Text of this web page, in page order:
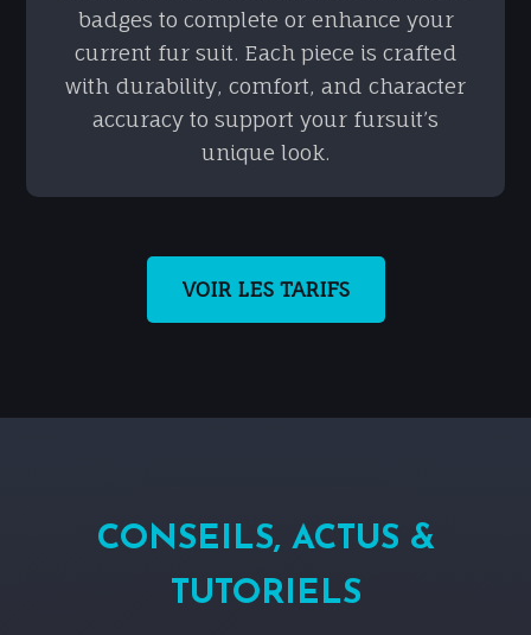
badges to complete or enhance your
current fur suit. Each piece is crafted
with durability, comfort, and character
accuracy to support your fursuit’s
unique look.
VOIR LES TARIFS
CONSEILS, ACTUS &
TUTORIELS